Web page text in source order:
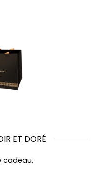
ET DORÉ
cadeau.